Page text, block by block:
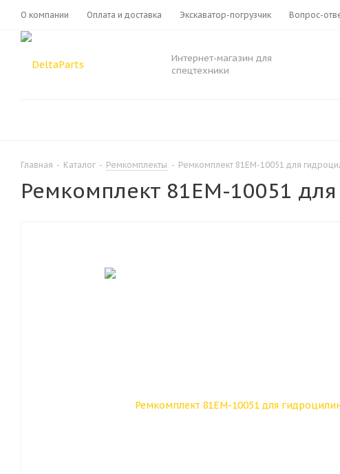
О компании Оплата и доставка Экскаватор-погрузчик Вопрос-
Интернет-магазин для
спецтехники
Главная - Каталог - Ремкомплекты - Ремкомплект 81EM-10051 для
Ремкомплект 81EM-10051